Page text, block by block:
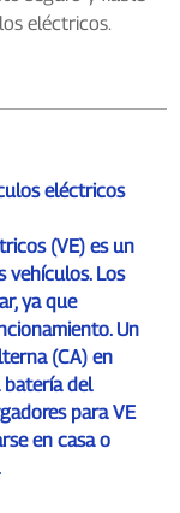
eléctricos.
eléctricos
(VE) es un
vehículos. Los
ya que
Un
(CA) en
batería del
para VE
en casa o